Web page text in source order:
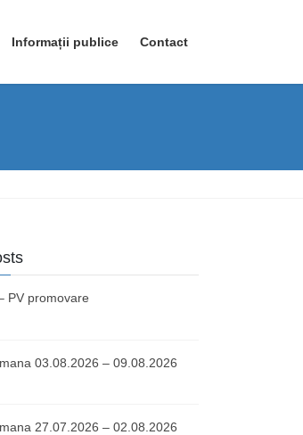
Informații publice Contact
PV promovare
03.08.2026 – 09.08.2026
27.07.2026 – 02.08.2026